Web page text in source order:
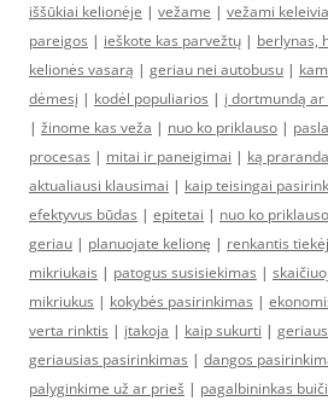
iššūkiai kelionėje | vežame | vežami
pareigos | ieškote kas parvežtų | berlynas,
kelionės vasarą | geriau nei autobusu |
dėmesį | kodėl populiarios | į dortmundą ar
| žinome kas veža | nuo ko priklauso |
procesas | mitai ir paneigimai | ką
aktualiausi klausimai | kaip teisingai
efektyvus būdas | epitetai | nuo ko priklauso
geriau | planuojate kelionę | renkantis
mikriukais | patogus susisiekimas |
mikriukus | kokybės pasirinkimas |
verta rinktis | įtakoja | kaip sukurti |
geriausias pasirinkimas | dangos
palyginkime už ar prieš | pagalbininkas